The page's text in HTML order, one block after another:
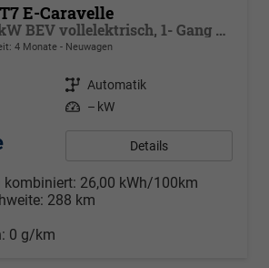
E-Caravelle
Style lang 160 kW BEV vollelektrisch, 1- Gang Automatik, 8 Sitze, Klimaautomatik 3 Zonen, dunkel eingefärbte Scheiben, Fahrerassistenzpaket Plus, Langer Radstand
4 Monate Neuwagen
Getriebe Automatik
Leistung – kW
Details
kombiniert: 26,00 kWh/100km
288 km
0 g/km